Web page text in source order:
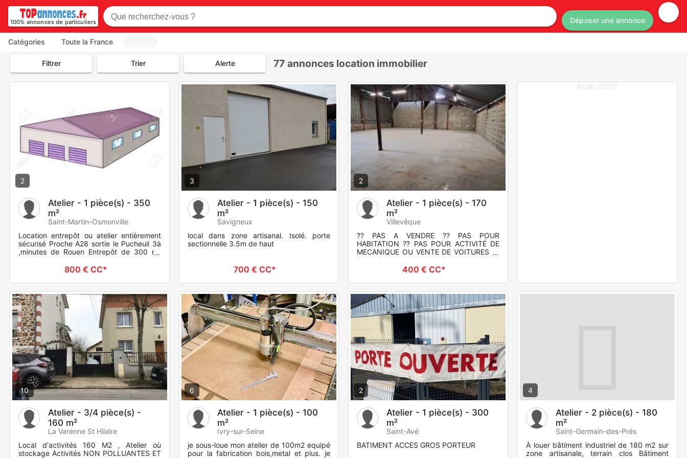
100% annonces de particuliers Déposer une annonce
Catégories Toute la France
Filtrer Trier Alerte 77 annonces location immobilier
2
Atelier - 1 pièce(s) - 350
m²
Saint-Martin-Osmonville
Location entrepôt ou atelier entièrement
sécurisé Proche A28 sortie le Pucheuil 3à
,minutes de Rouen Entrepôt de 300 m²
avec porte sectionnel de 4 M de hauteur,
800 € CC*
3
Atelier - 1 pièce(s) - 150
m²
Savigneux
local dans zone artisanal. Isolé. porte
sectionnelle 3.5m de haut
700 € CC*
2
Atelier - 1 pièce(s) - 170
m²
Villevêque
?? PAS A VENDRE ?? PAS POUR
HABITATION ?? PAS POUR ACTIVITÉ DE
MECANIQUE OU VENTE DE VOITURES ??
PAS POUR ACCUEILLIR DU PUBLIC
Hangar idéal pour stockage à 15min
400 € CC*
PUBLICITE
10
Atelier - 3/4 pièce(s) -
160 m²
La Varenne St Hilaire
Local d'activités 160 M2 , Atelier où
stockage Activités NON POLLUANTES ET
6
Atelier - 1 pièce(s) - 100
m²
Ivry-sur-Seine
je sous-loue mon atelier de 100m2 equipé
pour la fabrication bois,metal et plus. je
2
Atelier - 1 pièce(s) - 300
m²
Saint-Avé
BATIMENT ACCES GROS PORTEUR
4
Atelier - 2 pièce(s) - 180
m²
Saint-Germain-des-Prés
À louer bâtiment industriel de 180 m2 sur
zone artisanale, terrain clos Bâtiment